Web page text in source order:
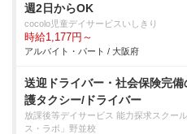
週2日からOK
cocolo児童デイサービスいしきり
時給1,177円～
アルバイト・パート / 大阪府
送迎ドライバー・社会保険完備
護タクシー/ドライバー
放課後等デイサービス 能力探求スクー
ス・ラボ」野並校